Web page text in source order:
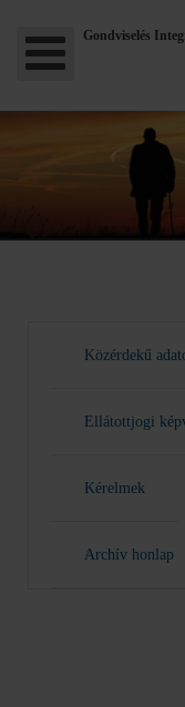
Gondviselés
Közérdekű
Ellátottjogi
Kérelmek
Archív honlap